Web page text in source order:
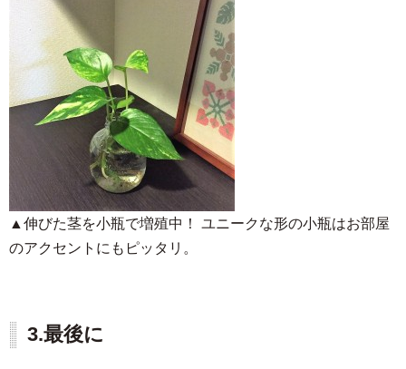
▲伸びた茎を小瓶で増殖中！ ユニークな形の小瓶はお部屋
のアクセントにもピッタリ。
3.最後に